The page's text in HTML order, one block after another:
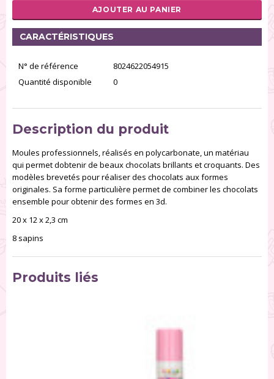
AJOUTER AU PANIER
CARACTÉRISTIQUES
N° de référence
8024622054915
Quantité disponible
0
Description du produit
Moules professionnels, réalisés en polycarbonate, un matériau
qui permet dobtenir de beaux chocolats brillants et croquants. Des
modèles brevetés pour réaliser des chocolats aux formes
originales. Sa forme particulière permet de combiner les chocolats
ensemble pour obtenir des formes en 3d.
20 x 12 x 2,3 cm
8 sapins
Produits liés